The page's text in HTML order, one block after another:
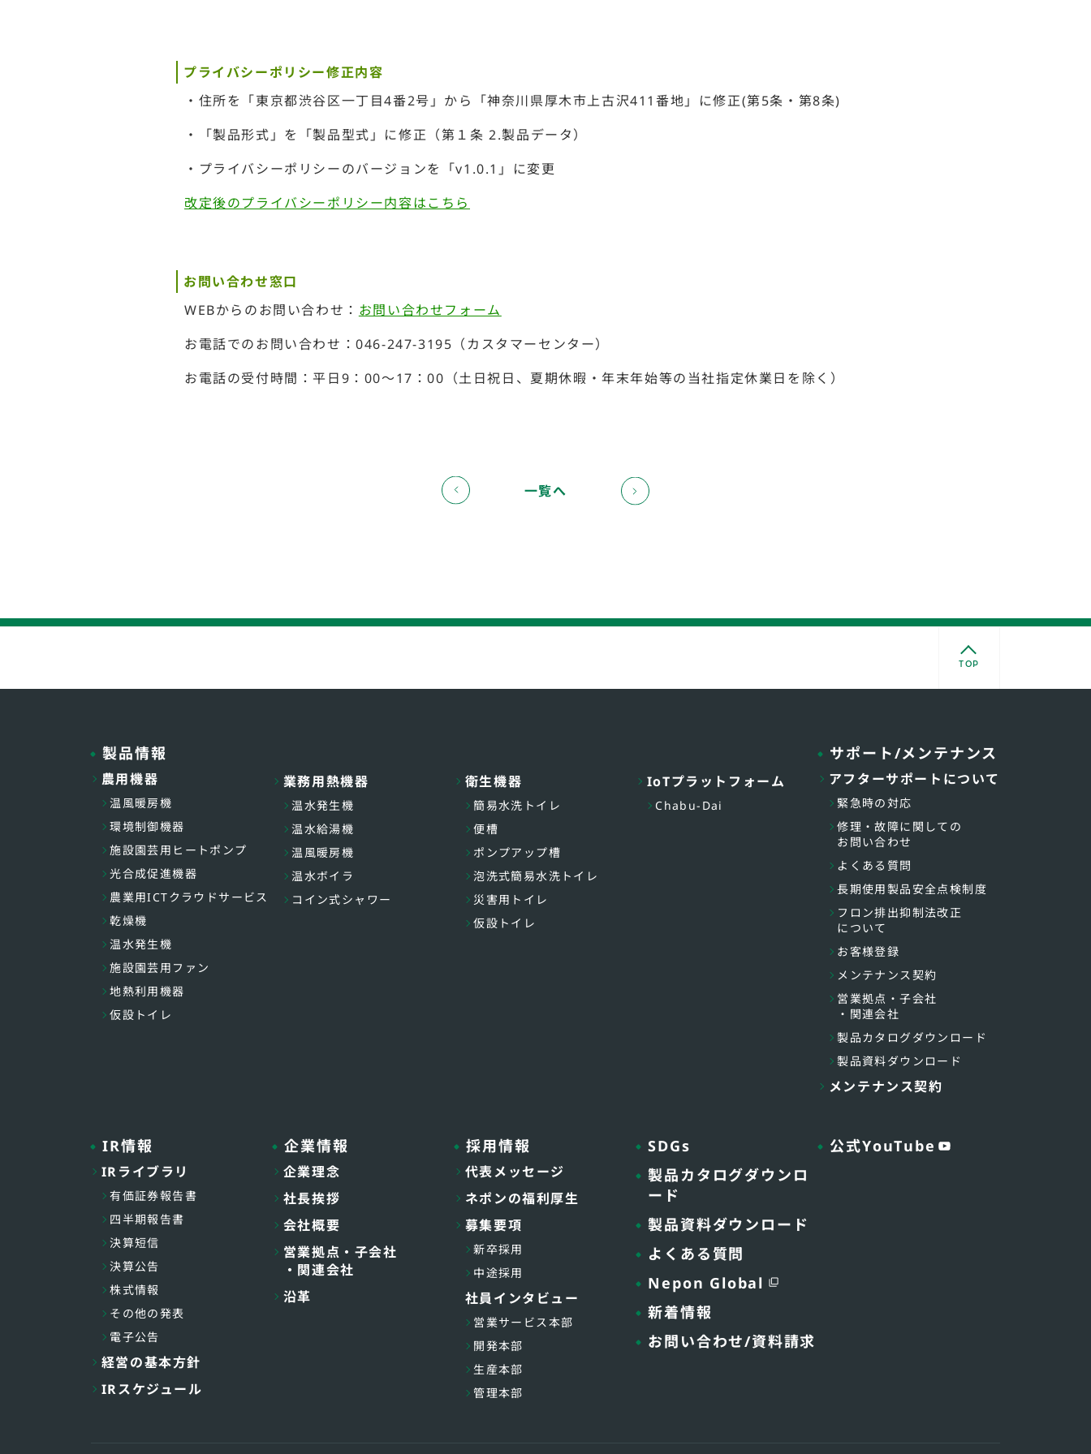
プライバシーポリシー修正内容
・住所を「東京都渋谷区一丁目4番2号」から「神奈川県厚木市上古沢411番地」に修正(第5条・第8条)
・「製品形式」を「製品型式」に修正（第１条 2.製品データ）
・プライバシーポリシーのバージョンを「v1.0.1」に変更
改定後のプライバシーポリシー内容はこちら
お問い合わせ窓口
WEBからのお問い合わせ： お問い合わせフォーム
お電話でのお問い合わせ：046-247-3195（カスタマーセンター）
お電話の受付時間：平日9：00～17：00（土日祝日、夏期休暇・年末年始等の当社指定休業日を除く）
一覧へ
TOP
製品情報
農用機器
温風暖房機
環境制御機器
施設園芸用ヒートポンプ
光合成促進機器
農業用ICTクラウドサービス
乾燥機
温水発生機
施設園芸用ファン
地熱利用機器
仮設トイレ
業務用熱機器
温水発生機
温水給湯機
温風暖房機
温水ボイラ
コイン式シャワー
衛生機器
簡易水洗トイレ
便槽
ポンプアップ槽
泡洗式簡易水洗トイレ
災害用トイレ
仮設トイレ
IoTプラットフォーム
Chabu-Dai
サポート/メンテナンス
アフターサポートについて
緊急時の対応
修理・故障に関しての
お問い合わせ
よくある質問
長期使用製品安全点検制度
フロン排出抑制法改正
について
お客様登録
メンテナンス契約
営業拠点・子会社
・関連会社
製品カタログダウンロード
製品資料ダウンロード
メンテナンス契約
IR情報
IRライブラリ
有価証券報告書
四半期報告書
決算短信
決算公告
株式情報
その他の発表
電子公告
経営の基本方針
IRスケジュール
企業情報
企業理念
社長挨拶
会社概要
営業拠点・子会社
・関連会社
沿革
採用情報
代表メッセージ
ネポンの福利厚生
募集要項
新卒採用
中途採用
社員インタビュー
営業サービス本部
開発本部
生産本部
管理本部
SDGs
製品カタログダウンロ
ード
製品資料ダウンロード
よくある質問
Nepon Global
新着情報
お問い合わせ/資料請求
公式YouTube